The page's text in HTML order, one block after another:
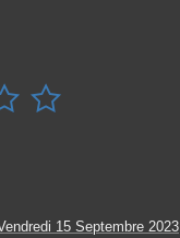

15 Septembre 2023